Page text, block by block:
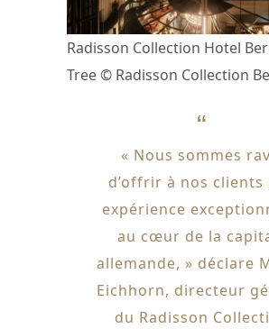
Radisson Collection Hotel
Tree © Radisson Collection
« Nous sommes
d’offrir à nos clients
expérience
au cœur de la
allemande, » déclare
Eichhorn, directeur
du Radisson